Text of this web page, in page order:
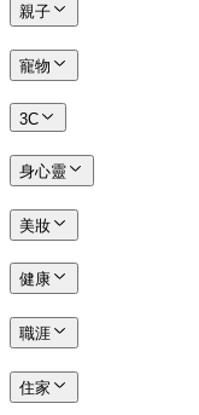
親子
寵物
3C
身心靈
美妝
健康
職涯
住家